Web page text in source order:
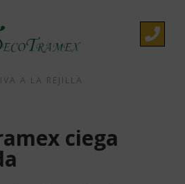
A LA REJILLA
ciega